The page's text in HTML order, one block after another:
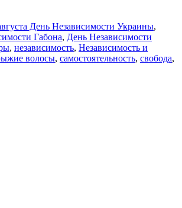
День Независимости Украины,
Габона, День Независимости
, независимость, Независимость и
волосы, самостоятельность, свобода,